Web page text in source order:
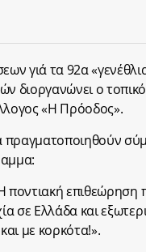
γιά τα 92α
διοργανώνει ο
«Η Πρόοδος».
πραγματοποιηθούν
ποντιακή επιθεώρηση
σε Ελλάδα και
με κορκότα!».